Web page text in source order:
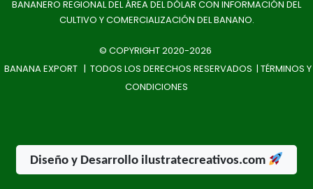
BANANERO REGIONAL DEL ÁREA DEL DÓLAR CON INFORMACIÓN DEL
CULTIVO Y COMERCIALIZACIÓN DEL BANANO.
© COPYRIGHT 2020-2026
BANANA EXPORT | TODOS LOS DERECHOS RESERVADOS | TÉRMINOS Y
CONDICIONES
Diseño y Desarrollo ilustratecreativos.com